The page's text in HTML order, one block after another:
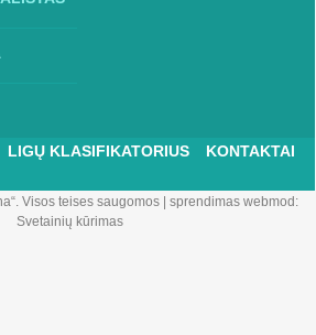
LIGŲ KLASIFIKATORIUS
KONTAKTAI
Visos teises saugomos| sprendimas webmod:
Svetainių kūrimas